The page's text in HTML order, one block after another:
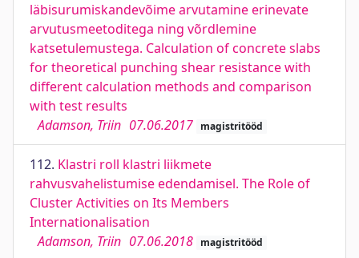
läbisurumiskandevõime arvutamine erinevate
arvutusmeetoditega ning võrdlemine
katsetulemustega. Calculation of concrete slabs
for theoretical punching shear resistance with
different calculation methods and comparison
with test results
Adamson, Triin 07.06.2017 magistritööd
112. Klastri roll klastri liikmete
rahvusvahelistumise edendamisel. The Role of
Cluster Activities on Its Members
Internationalisation
Adamson, Triin 07.06.2018 magistritööd